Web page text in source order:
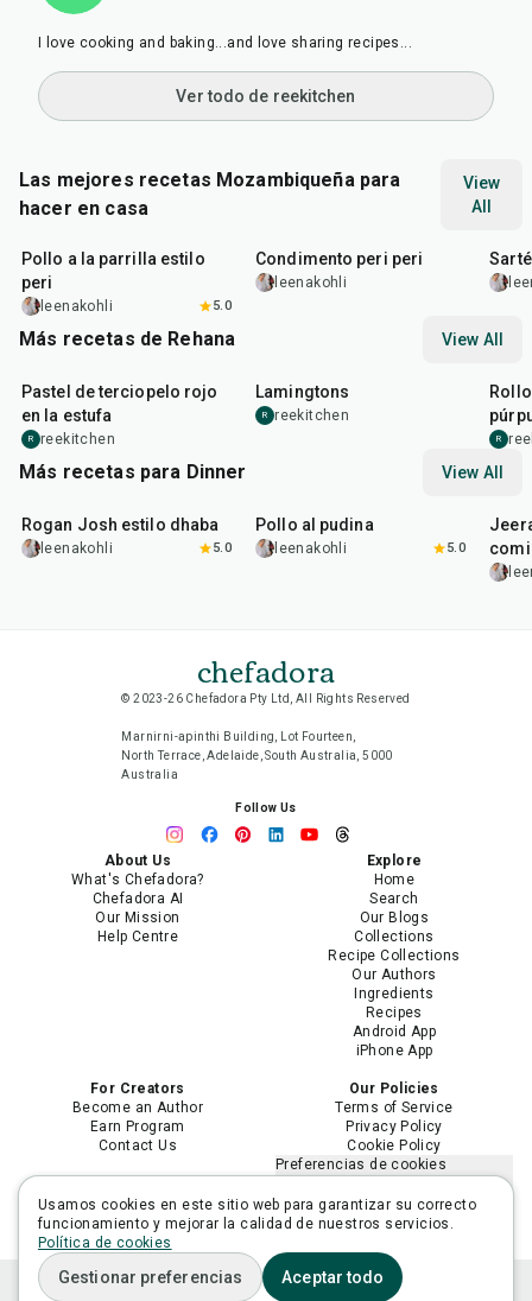
I love cooking and baking...and love sharing recipes...
Ver todo de reekitchen
Las mejores recetas Mozambiqueña para
hacer en casa
View
All
55 min
Pollo a la parrilla estilo
peri
leenakohli 5.0
Condimento peri peri
leenakohli
Más recetas de Rehana View All
Pastel de terciopelo rojo
en la estufa
R reekitchen
Lamingtons
R reekitchen
R
Más recetas para Dinner View All
Rogan Josh estilo dhaba
leenakohli 5.0
Pollo al pudina
leenakohli 5.0
chefadora
© 2023-26 Chefadora Pty Ltd, All Rights Reserved
Marnirni-apinthi Building, Lot Fourteen,
North Terrace, Adelaide, South Australia, 5000
Australia
Follow Us
About Us
What's Chefadora?
Chefadora AI
Our Mission
Help Centre
Explore
Home
Search
Our Blogs
Collections
Recipe Collections
Our Authors
Ingredients
Recipes
Android App
iPhone App
For Creators
Become an Author
Earn Program
Contact Us
Our Policies
Terms of Service
Privacy Policy
Cookie Policy
Preferencias de cookies
información personal
Limitar el uso de mi información
Usamos cookies en este sitio web para garantizar su correcto
funcionamiento y mejorar la calidad de nuestros servicios.
Política de cookies
Gestionar preferencias Aceptar todo